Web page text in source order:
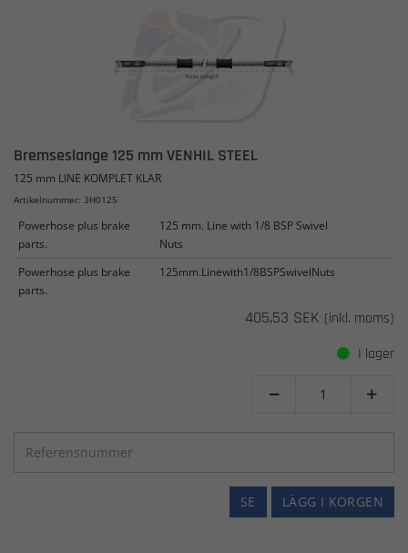
Bremseslange 125 mm VENHIL STEEL
125 mm LINE KOMPLET KLAR
Artikelnummer: 3H0125
Powerhose plus brake
parts.
125 mm. Line with 1/8 BSP Swivel
Nuts
Powerhose plus brake
parts.
125mm.Linewith1/8BSPSwivelNuts
405,53 SEK (inkl. moms)
I lager
 
LÄGG I KORGEN
SE